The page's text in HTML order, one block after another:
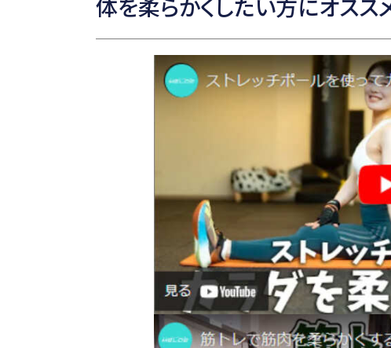
体を柔らかくしたい方にオスス